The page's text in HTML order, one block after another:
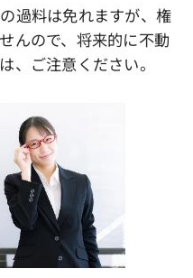
過料は免れますが、権
んので、将来的に不動
、ご注意ください。